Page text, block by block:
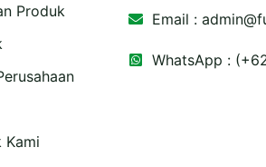
Produk
Kami
Email :
WhatsApp :